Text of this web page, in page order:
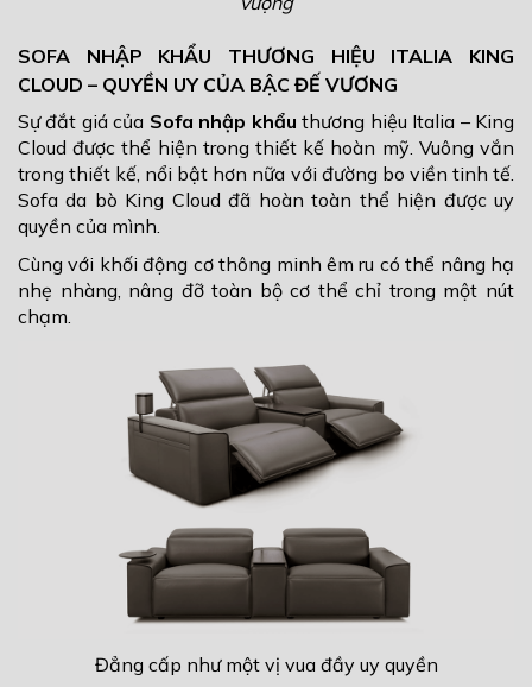
SOFA NHẬP KHẨU THƯƠNG HIỆU ITALIA KING
CLOUD – QUYỀN UY CỦA BẬC ĐẾ VƯƠNG
Sự đắt giá của Sofa nhập khẩuthương hiệu Italia – King
Cloud được thể hiện trong thiết kế hoàn mỹ. Vuông vắn
trong thiết kế, nổi bật hơn nữa với đường bo viền tinh tế.
Sofa da bò King Cloud đã hoàn toàn thể hiện được uy
quyền của mình.
Cùng với khối động cơ thông minh êm ru có thể nâng hạ
nhẹ nhàng, nâng đỡ toàn bộ cơ thể chỉ trong một nút
chạm.
Đẳng cấp như một vị vua đầy uy quyền